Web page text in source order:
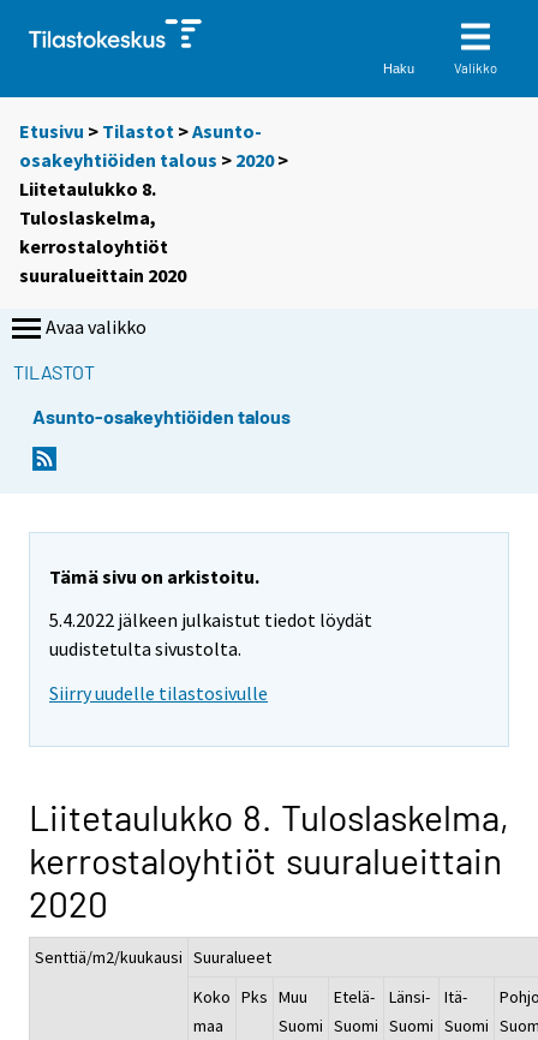
Haku Valikko
Etusivu > Tilastot >Asunto-
osakeyhtiöiden talous > 2020>
Liitetaulukko 8.
Tuloslaskelma,
kerrostaloyhtiöt
suuralueittain 2020
Avaa valikko
TILASTOT
Asunto-osakeyhtiöiden talous
Tämä sivu on arkistoitu.
5.4.2022 jälkeen julkaistut tiedot löydät
uudistetulta sivustolta.
Siirry uudelle tilastosivulle
Liitetaulukko 8. Tuloslaskelma,
kerrostaloyhtiöt suuralueittain
2020
Senttiä/m2/kuukausi Suuralueet
Koko
maa
Pks Muu
Suomi
Etelä-
Suomi
Länsi-
Suomi
Itä-
Suomi